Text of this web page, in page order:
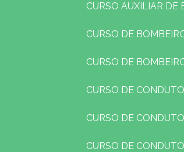
CURSO AUXILIAR
CURSO DE
CURSO DE
CURSO DE
CURSO DE
CURSO DE